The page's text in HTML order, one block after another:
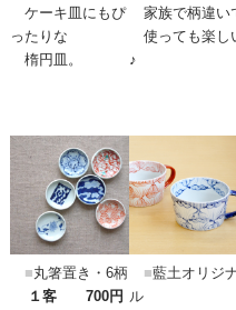
ケーキ皿にもぴ
ったりな
楕円皿。
家族で柄違い
使っても楽し
♪
■丸箸置き・6柄
１客 700円
■藍土オリジ
ル